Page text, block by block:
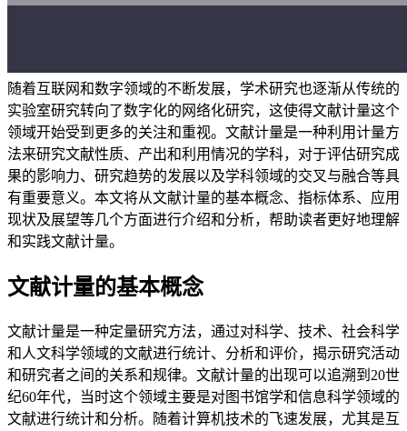
随着互联网和数字领域的不断发展，学术研究也逐渐从传统的
实验室研究转向了数字化的网络化研究，这使得文献计量这个
领域开始受到更多的关注和重视。文献计量是一种利用计量方
法来研究文献性质、产出和利用情况的学科，对于评估研究成
果的影响力、研究趋势的发展以及学科领域的交叉与融合等具
有重要意义。本文将从文献计量的基本概念、指标体系、应用
现状及展望等几个方面进行介绍和分析，帮助读者更好地理解
和实践文献计量。
文献计量的基本概念
文献计量是一种定量研究方法，通过对科学、技术、社会科学
和人文科学领域的文献进行统计、分析和评价，揭示研究活动
和研究者之间的关系和规律。文献计量的出现可以追溯到20世
纪60年代，当时这个领域主要是对图书馆学和信息科学领域的
文献进行统计和分析。随着计算机技术的飞速发展，尤其是互